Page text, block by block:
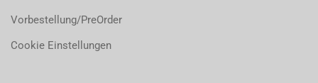
Vorbestellung/PreOrder
Cookie Einstellungen